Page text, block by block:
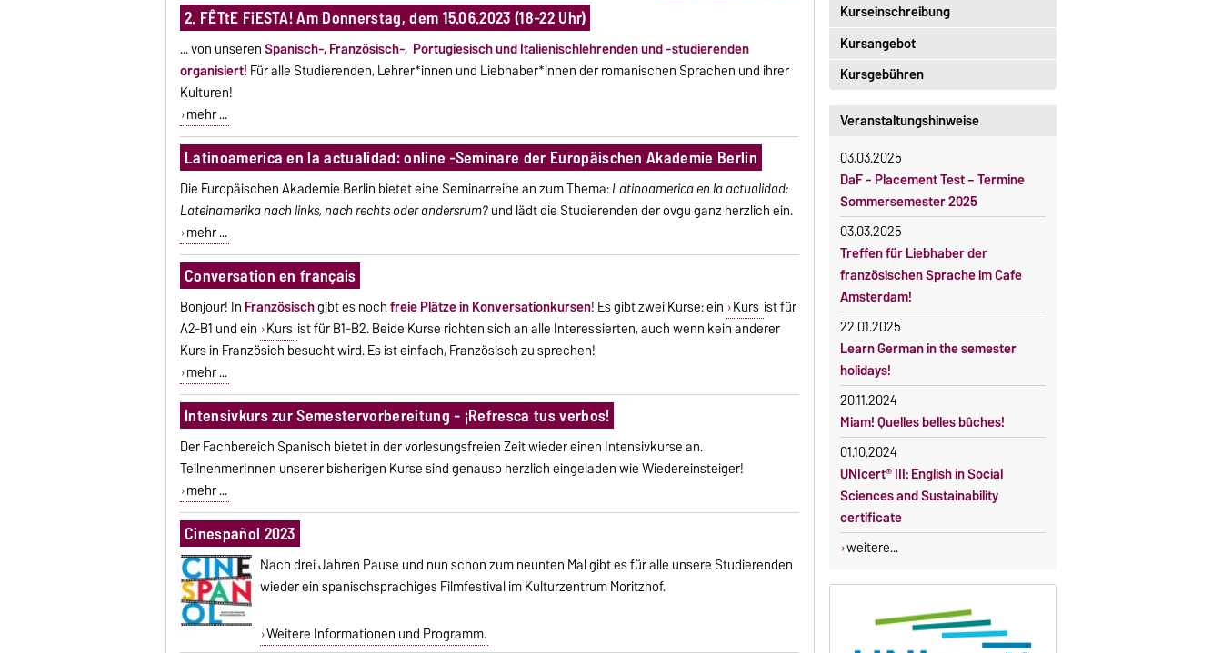
2. FÊTtE FiESTA! Am Donnerstag, dem 15.06.2023 (18-22 Uhr)
... von unserenSpanisch-, Französisch-, Portugiesisch und Italienischlehrenden und -studierenden
organisiert! Für alle Studierenden, Lehrer*innen und Liebhaber*innen der romanischen Sprachen und ihrer
Kulturen!
mehr ...
Latinoamerica en la actualidad: online -Seminare der Europäischen Akademie Berlin
Die Europäischen Akademie Berlin bietet eine Seminarreihe an zum Thema:Latinoamerica en la actualidad:
Lateinamerika nach links, nach rechts oderandersrum?und lädt die Studierenden der ovgu ganz herzlich ein.
mehr ...
Conversation en français
Bonjour! In Französischgibt es nochfreie Plätze in Konversationkursen! Es gibt zwei Kurse: ein Kurs ist für
A2-B1 und ein Kurs ist für B1-B2. Beide Kurse richten sich an alle Interessierten, auch wenn kein anderer
Kurs in Französich besucht wird. Es ist einfach, Französisch zu sprechen!
mehr ...
Intensivkurs zur Semestervorbereitung - ¡Refresca tus verbos!
Der Fachbereich Spanisch bietet in der vorlesungsfreien Zeit wieder einen Intensivkurse an.
TeilnehmerInnen unserer bisherigen Kurse sind genauso herzlich eingeladen wie Wiedereinsteiger!
mehr ...
Cinespañol 2023
Nach drei Jahren Pause und nun schon zum neunten Mal gibt es für alle unsere Studierenden
wieder ein spanischsprachiges Filmfestival im Kulturzentrum Moritzhof.
Weitere Informationen und Programm.
Kurseinschreibung
Einschreibezeitraum:
5. Oktober 2026, 9.00 Uhr bis
23. Oktober 2026, 18 Uhr
Moodle
Die Kurse beginnen ab dem 12.
Oktober 2026.
Kursteilnahme nur nach
fristgerechter Online-Anmeldung
Kursangebot
Das aktuelle Kursprogramm des
SPRZ finden Sie hier.
Kursgebühren
Sprachkurse sind i. d. R.
gebührenpflichtig.
Gebühren
Gebührenrückerstattung
Gebührenbefreiungen bei
curricularer Sprachausbildung
Gebührenbefreiung bei Incomings
Veranstaltungshinweise
03.03.2025
DaF - Placement Test – Termine
Sommersemester 2025
03.03.2025
Treffen für Liebhaber der
französischen Sprache im Cafe
Amsterdam!
22.01.2025
Learn German in the semester
holidays!
20.11.2024
Miam! Quelles belles bûches!
01.10.2024
UNIcert® III: English in Social
Sciences and Sustainability
certificate
weitere...